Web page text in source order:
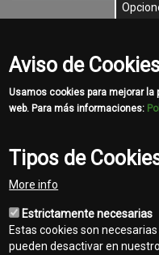
operación de los equipos en
el lugar de trabajo.
Leer más
Aviso de
Usamos cookies para mejorar
web. Para más informaciones:
Tipos de
More info
Estrictamente necesarias
Estas cookies son
pueden desactivar en